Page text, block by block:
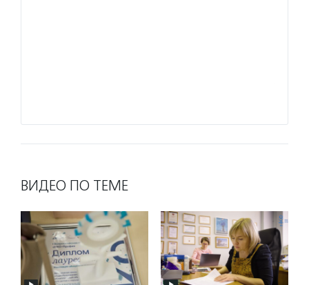
ВИДЕО ПО ТЕМЕ